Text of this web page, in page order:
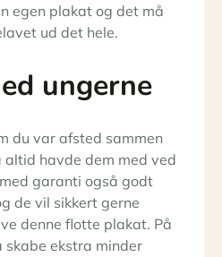
egen plakat og det må
ud det hele.
ungerne
du var afsted sammen
altid havde dem med ved
garanti også godt
de vil sikkert gerne
denne flotte plakat. På
skabe ekstra minder